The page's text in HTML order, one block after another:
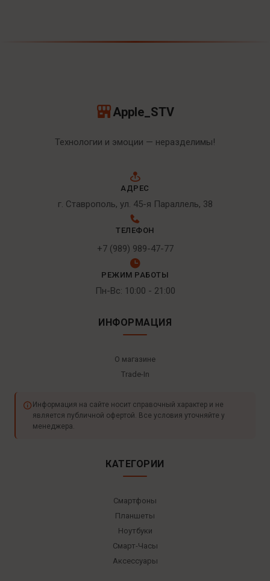
Apple_STV
Технологии и эмоции — неразделимы!
АДРЕС
г. Ставрополь, ул. 45-я Параллель, 38
ТЕЛЕФОН
+7 (989) 989-47-77
РЕЖИМ РАБОТЫ
Пн-Вс: 10:00 - 21:00
ИНФОРМАЦИЯ
О магазине
Trade-In
Информация на сайте носит справочный характер и не
является публичной офертой. Все условия уточняйте у
менеджера.
КАТЕГОРИИ
Смартфоны
Планшеты
Ноутбуки
Смарт-Часы
Аксессуары